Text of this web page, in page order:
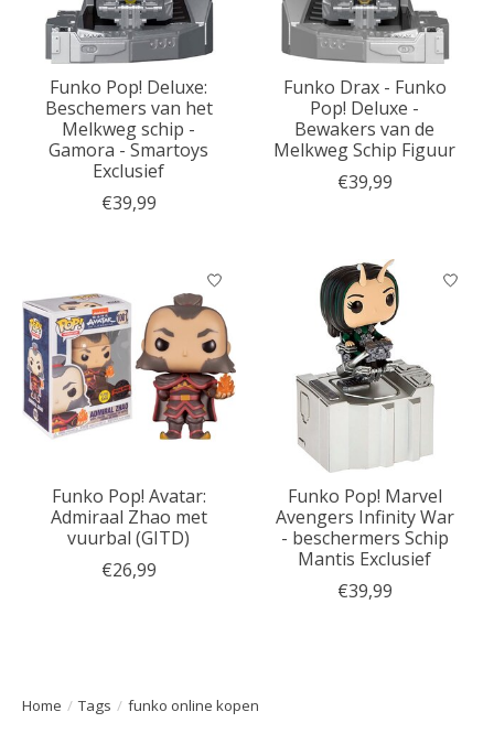
Home / Tags / funko online kopen
Funko Pop! Deluxe:
Beschemers van het
Melkweg schip -
Gamora - Smartoys
Exclusief
€39,99
Funko Drax - Funko
Pop! Deluxe -
Bewakers van de
Melkweg Schip Figuur
€39,99
Funko Pop! Avatar:
Admiraal Zhao met
vuurbal (GITD)
€26,99
Funko Pop! Marvel
Avengers Infinity War
- beschermers Schip
Mantis Exclusief
€39,99